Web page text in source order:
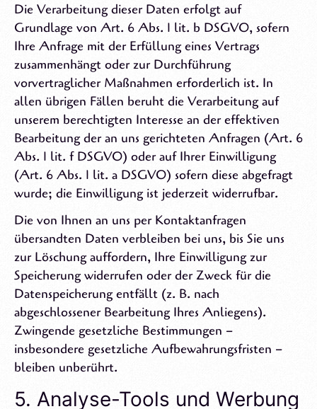
Die Verarbeitung dieser Daten erfolgt auf
Grundlage von Art. 6 Abs. 1 lit. b DSGVO, sofern
Ihre Anfrage mit der Erfüllung eines Vertrags
zusammenhängt oder zur Durchführung
vorvertraglicher Maßnahmen erforderlich ist. In
allen übrigen Fällen beruht die Verarbeitung auf
unserem berechtigten Interesse an der effektiven
Bearbeitung der an uns gerichteten Anfragen (Art. 6
Abs. 1 lit. f DSGVO) oder auf Ihrer Einwilligung
(Art. 6 Abs. 1 lit. a DSGVO) sofern diese abgefragt
wurde; die Einwilligung ist jederzeit widerrufbar.
Die von Ihnen an uns per Kontaktanfragen
übersandten Daten verbleiben bei uns, bis Sie uns
zur Löschung auffordern, Ihre Einwilligung zur
Speicherung widerrufen oder der Zweck für die
Datenspeicherung entfällt (z. B. nach
abgeschlossener Bearbeitung Ihres Anliegens).
Zwingende gesetzliche Bestimmungen –
insbesondere gesetzliche Aufbewahrungsfristen –
bleiben unberührt.
5. Analyse-Tools und Werbung